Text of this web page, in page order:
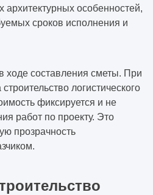
архитектурных особенностей,
сроков исполнения и
ходе составления сметы. При
логистического
фиксируется и не
работ по проекту. Это
прозрачность